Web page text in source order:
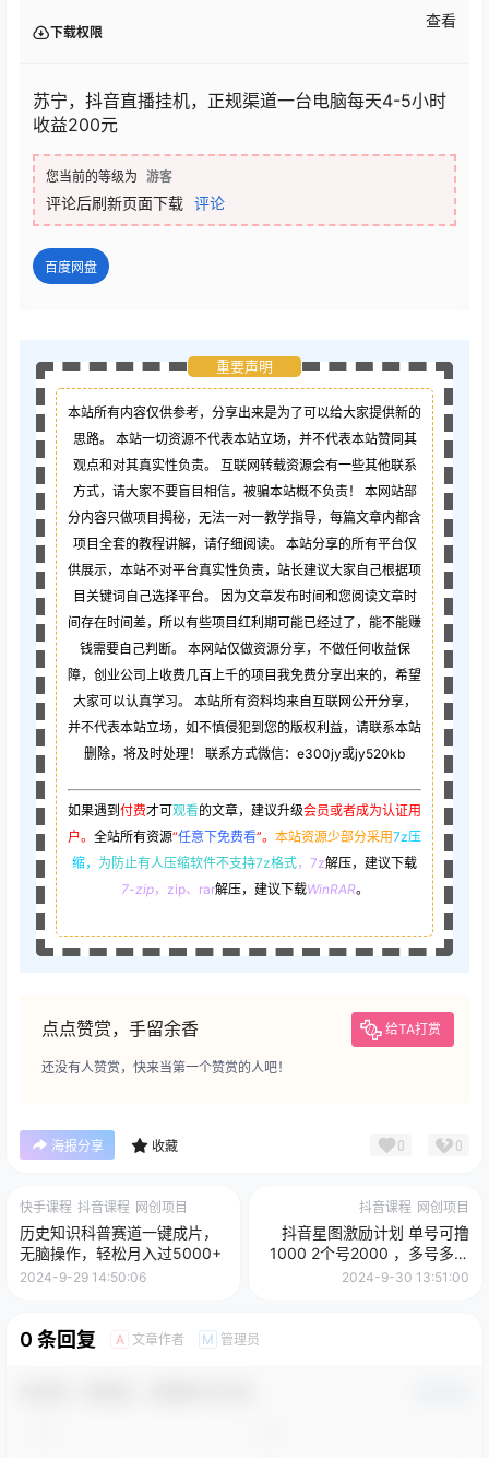
下载权限
查看
苏宁，抖音直播挂机，正规渠道一台电脑每天4-5小时
收益200元
您当前的等级为 游客
评论后刷新页面下载 评论
百度网盘
重要声明
本站所有内容仅供参考，分享出来是为了可以给大家提供新的
思路。 本站一切资源不代表本站立场，并不代表本站赞同其
观点和对其真实性负责。 互联网转载资源会有一些其他联系
方式，请大家不要盲目相信，被骗本站概不负责！ 本网站部
分内容只做项目揭秘，无法一对一教学指导，每篇文章内都含
项目全套的教程讲解，请仔细阅读。 本站分享的所有平台仅
供展示，本站不对平台真实性负责，站长建议大家自己根据项
目关键词自己选择平台。 因为文章发布时间和您阅读文章时
间存在时间差，所以有些项目红利期可能已经过了，能不能赚
钱需要自己判断。 本网站仅做资源分享，不做任何收益保
障，创业公司上收费几百上千的项目我免费分享出来的，希望
大家可以认真学习。 本站所有资料均来自互联网公开分享，
并不代表本站立场，如不慎侵犯到您的版权利益，请联系本站
删除，将及时处理！ 联系方式微信：e300jy或jy520kb
如果遇到 付费才可观看的文章，建议升级会员或者成为认证用
户。 全站所有资源“任意下免费看”。 本站资源少部分采用7z压
缩， 为防止有人压缩软件不支持7z格式，7z解压，建议下载
7-zip，zip、rar解压，建议下载WinRAR。
点点赞赏，手留余香 给TA打赏
还没有人赞赏，快来当第一个赞赏的人吧！
海报分享 收藏 0 0
快手课程 抖音课程 网创项目
历史知识科普赛道一键成片，
无脑操作，轻松月入过5000+
2024-9-29 14:50:06
抖音课程 网创项目
抖音星图激励计划 单号可撸
1000 2个号2000 ，多号多得
简单易学
2024-9-30 13:51:00
0 条回复 A 文章作者 M 管理员